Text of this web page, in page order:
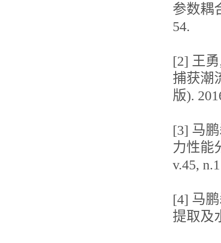
参数耦
54.
[2] 王
捕获潮
版).
[3] 马
力性能
v.45, n.1
[4] 马
提取及